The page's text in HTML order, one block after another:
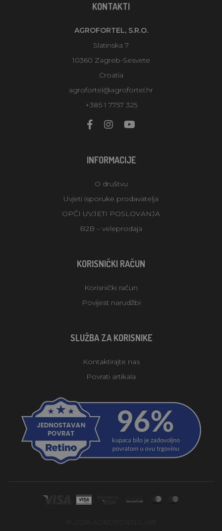
KONTAKTI
AGROFORTEL, S.R.O.
Slatinska 7
10360 Zagreb-Sesvete
Croatia
agrofortel@agrofortel.hr
+385 1 7757 325
INFORMACIJE
O društvu
Uvjeti isporuke prodavatelja
OPĆI UVJETI POSLOVANJA
B2B – veleprodaja
KORISNIČKI RAČUN
Korisnički račun
Povijest narudžbi
SLUŽBA ZA KORISNIKE
Kontaktirajte nas
Povrati artikala